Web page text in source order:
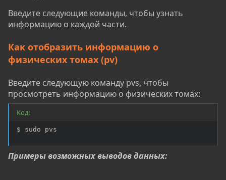
Введите следующие команды, чтобы узнать
информацию о каждой части.
Как отобразить информацию о
физических томах (pv)
Введите следующую команду pvs, чтобы
просмотреть информацию о физических томах:
Код:
$ sudo pvs
Примеры возможных выводов данных: